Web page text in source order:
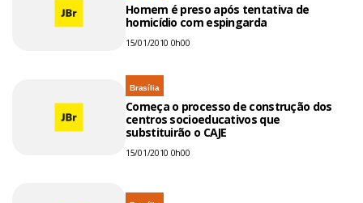
Homem é preso após tentativa de
homicídio com espingarda
15/01/2010 0h00
Brasília
Começa o processo de construção dos
centros socioeducativos que
substituirão o CAJE
15/01/2010 0h00